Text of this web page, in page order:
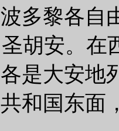
波多黎各自
圣胡安。在
各是大安地
共和国东面